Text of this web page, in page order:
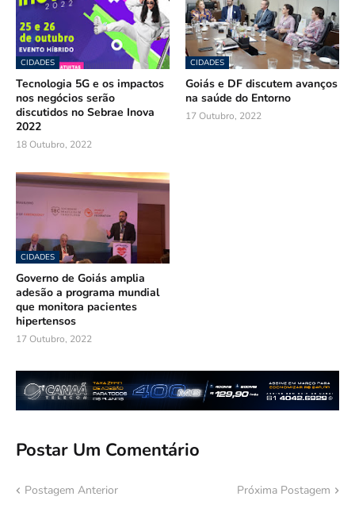
CIDADES
Tecnologia 5G e os impactos
nos negócios serão
discutidos no Sebrae Inova
2022
18 Outubro, 2022
CIDADES
Goiás e DF discutem avanços
na saúde do Entorno
17 Outubro, 2022
CIDADES
Governo de Goiás amplia
adesão a programa mundial
que monitora pacientes
hipertensos
17 Outubro, 2022
Postar Um Comentário
Postagem Anterior Próxima Postagem